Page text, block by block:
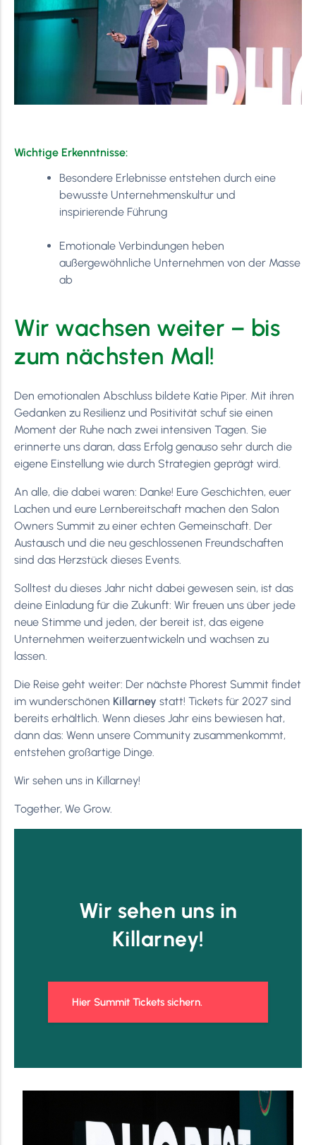
Wichtige Erkenntnisse:
Besondere Erlebnisse entstehen durch eine
bewusste Unternehmenskultur und
inspirierende Führung
Emotionale Verbindungen heben
außergewöhnliche Unternehmen von der Masse
ab
Wir wachsen weiter – bis
zum nächsten Mal!
Den emotionalen Abschluss bildete Katie Piper. Mit ihren
Gedanken zu Resilienz und Positivität schuf sie einen
Moment der Ruhe nach zwei intensiven Tagen. Sie
erinnerte uns daran, dass Erfolg genauso sehr durch die
eigene Einstellung wie durch Strategien geprägt wird.
An alle, die dabei waren: Danke! Eure Geschichten, euer
Lachen und eure Lernbereitschaft machen den Salon
Owners Summit zu einer echten Gemeinschaft. Der
Austausch und die neu geschlossenen Freundschaften
sind das Herzstück dieses Events.
Solltest du dieses Jahr nicht dabei gewesen sein, ist das
deine Einladung für die Zukunft: Wir freuen uns über jede
neue Stimme und jeden, der bereit ist, das eigene
Unternehmen weiterzuentwickeln und wachsen zu
lassen.
Die Reise geht weiter: Der nächste Phorest Summit findet
im wunderschönen Killarney statt! Tickets für 2027 sind
bereits erhältlich. Wenn dieses Jahr eins bewiesen hat,
dann das: Wenn unsere Community zusammenkommt,
entstehen großartige Dinge.
Wir sehen uns in Killarney!
Together, We Grow.
Wir sehen uns in
Killarney!
Hier Summit Tickets sichern.